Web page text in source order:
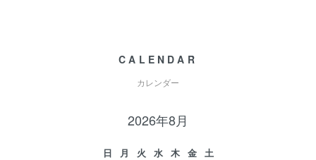
CALENDAR
カレンダー
2026年8月
日 月 火 水 木 金
土